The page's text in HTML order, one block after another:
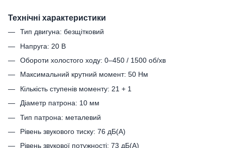
Технічні характеристики
Тип двигуна: безщітковий
Напруга: 20 В
Обороти холостого ходу: 0–450 / 1500 об/хв
Максимальний крутний момент: 50 Нм
Кількість ступенів моменту: 21 + 1
Діаметр патрона: 10 мм
Тип патрона: металевий
Рівень звукового тиску: 76 дБ(А)
Рівень звукової потужності: 73 дБ(А)